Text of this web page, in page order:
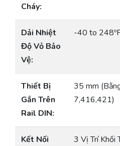
Cháy:
Dải Nhiệt
Độ Vỏ Bảo
Vệ:
-40 to
Thiết Bị
Gắn Trên
Rail DIN:
35 mm
7,416,421)
Kết Nối
3 Vị Trí Khối